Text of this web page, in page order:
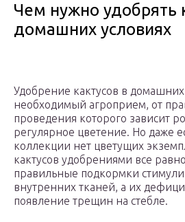
Чем нужно удобрять
домашних условиях
Удобрение кактусов в домашних
необходимый агроприем, от
проведения которого зависит
регулярное цветение. Но даже
коллекции нет цветущих
кактусов удобрениями все
правильные подкормки
внутренних тканей, а их
появление трещин на стебле.